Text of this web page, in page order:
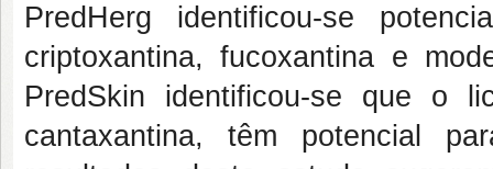
PredHerg identificou-se
criptoxantina, fucoxantina e
PredSkin identificou-se que o
cantaxantina, têm potencial